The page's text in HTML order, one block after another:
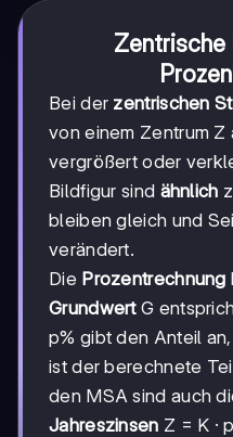
Zentrische
Bei der zentrischen
von einem Zentrum Z
vergrößert oder
Bildfigur sind ähnlich
bleiben gleich und
verändert.
Die Prozentrechnung
GrundwertG
p% gibt den Anteil
ist der berechnete
den MSA sind auch
Jahreszinsen Z = K ·